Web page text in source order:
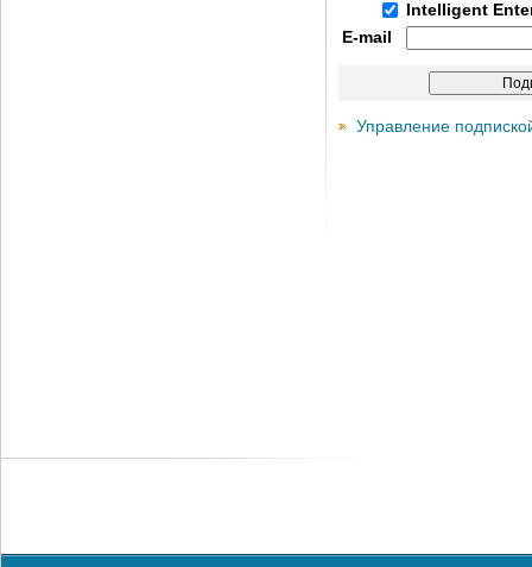
Intelligent
E-mail
Управление